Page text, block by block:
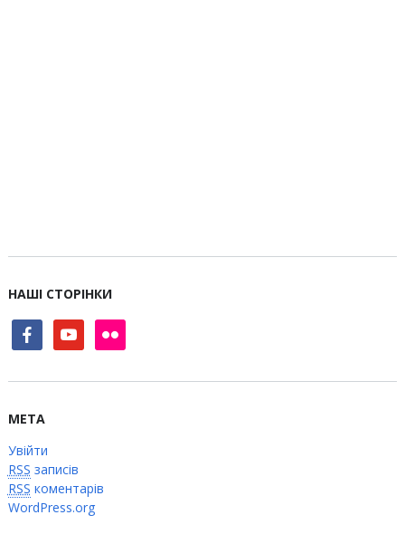
НАШІ СТОРІНКИ
facebookyoutube flickr
МЕТА
Увійти
RSS записів
RSS коментарів
WordPress.org